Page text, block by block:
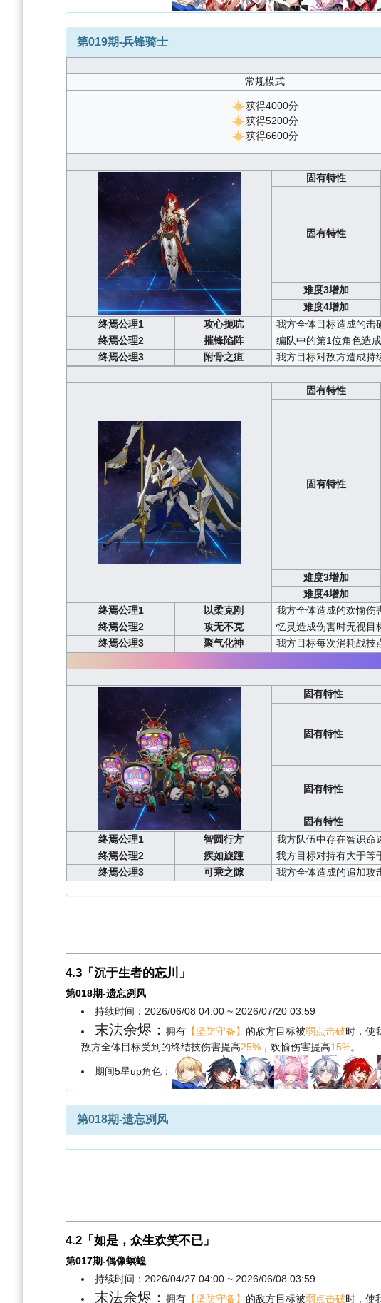
第019期-兵锋骑士
常规模式
获得4000分
获得5200分
获得6600分
固有特性
固有特性
难度3增加
难度4增加
终焉公理1
攻心扼吭 我方全体目标造成的击
终焉公理2
摧锋陷阵 编队中的第1位角色造
终焉公理3
附骨之疽 我方目标对敌方造成持
固有特性
固有特性
难度3增加
难度4增加
终焉公理1
以柔克刚 我方全体造成的欢愉伤
终焉公理2
攻无不克 忆灵造成伤害时无视目
终焉公理3
聚气化神 我方目标每次消耗战技
固有特性
固有特性
固有特性
固有特性
终焉公理1
智圆行方 我方队伍中存在智识命
终焉公理2
疾如旋踵 我方目标对持有大于等
终焉公理3
可乘之隙 我方全体造成的追加攻
4.3「沉于生者的忘川」
第018期-遗忘冽风
持续时间：2026/06/08 04:00 ~ 2026/07/20 03:59
末法余烬：拥有 【坚防守备】 的敌方目标被弱点击破时，使
敌方全体目标受到的终结技伤害提高25% ，欢愉伤害提高15%。
期间5星up角色：
第018期-遗忘冽风
4.2「如是，众生欢笑不已」
第017期-偶像螟蝗
持续时间：2026/04/27 04:00 ~ 2026/06/08 03:59
末法余烬：拥有 【坚防守备】 的敌方目标被弱点击破时，使